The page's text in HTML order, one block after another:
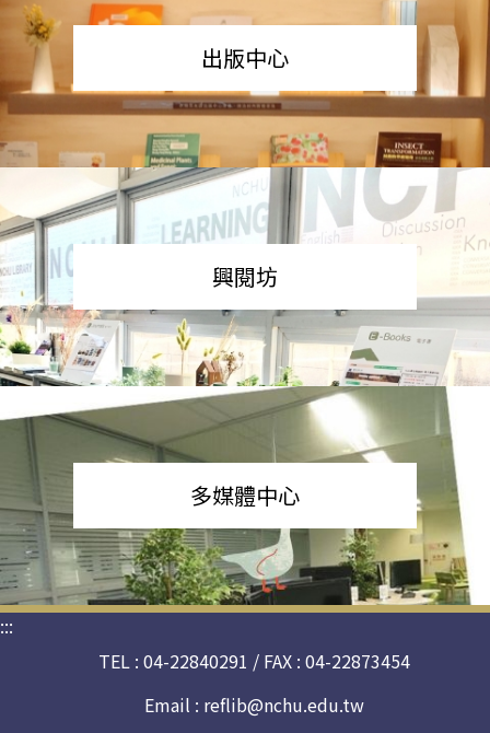
出版中心
興閱坊
多媒體中心
:::
TEL : 04-22840291 / FAX : 04-22873454
Email : reflib@nchu.edu.tw